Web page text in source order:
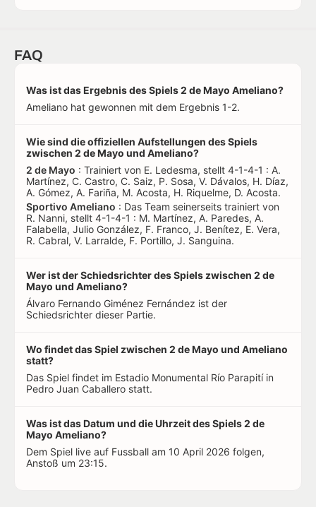
FAQ
Was ist das Ergebnis des Spiels 2 de Mayo Ameliano?
Ameliano hat gewonnen mit dem Ergebnis 1-2.
Wie sind die offiziellen Aufstellungen des Spiels
zwischen 2 de Mayo und Ameliano?
2 de Mayo : Trainiert von E. Ledesma, stellt 4-1-4-1 : A.
Martínez, C. Castro, C. Saiz, P. Sosa, V. Dávalos, H. Díaz,
A. Gómez, A. Fariña, M. Acosta, H. Riquelme, D. Acosta.
Sportivo Ameliano : Das Team seinerseits trainiert von
R. Nanni, stellt 4-1-4-1 : M. Martínez, A. Paredes, A.
Falabella, Julio González, F. Franco, J. Benítez, E. Vera,
R. Cabral, V. Larralde, F. Portillo, J. Sanguina.
Wer ist der Schiedsrichter des Spiels zwischen 2 de
Mayo und Ameliano?
Álvaro Fernando Giménez Fernández ist der
Schiedsrichter dieser Partie.
Wo findet das Spiel zwischen 2 de Mayo und Ameliano
statt?
Das Spiel findet im Estadio Monumental Río Parapití in
Pedro Juan Caballero statt.
Was ist das Datum und die Uhrzeit des Spiels 2 de
Mayo Ameliano?
Dem Spiel live auf Fussball am 10 April 2026 folgen,
Anstoß um 23:15.